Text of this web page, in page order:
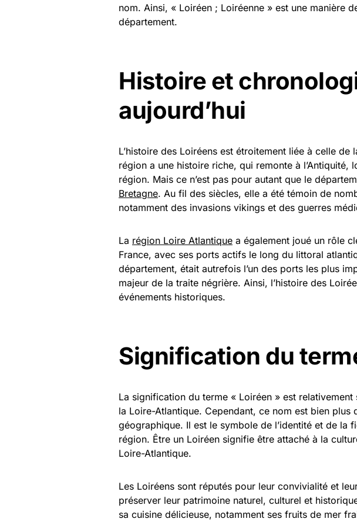
nom. Ainsi, « Loiréen ; Loiréenne » est une manière
département.
Histoire et
aujourd’hui
L’histoire des Loiréens est étroitement liée à celle
région a une histoire riche, qui remonte à l’Antiquité,
région. Mais ce n’est pas pour autant que le
Bretagne. Au fil des siècles, elle a été témoin de
notamment des invasions vikings et des guerres
La région Loire Atlantique a également joué un rôle
France, avec ses ports actifs le long du littoral
département, était autrefois l’un des ports les plus
majeur de la traite négrière. Ainsi, l’histoire des
événements historiques.
Signification du
La signification du terme « Loiréen » est
la Loire-Atlantique. Cependant, ce nom est bien plus
géographique. Il est le symbole de l’identité et de la
région. Être un Loiréen signifie être attaché à la
Loire-Atlantique.
Les Loiréens sont réputés pour leur convivialité et
préserver leur patrimoine naturel, culturel et
sa cuisine délicieuse, notamment ses fruits de mer